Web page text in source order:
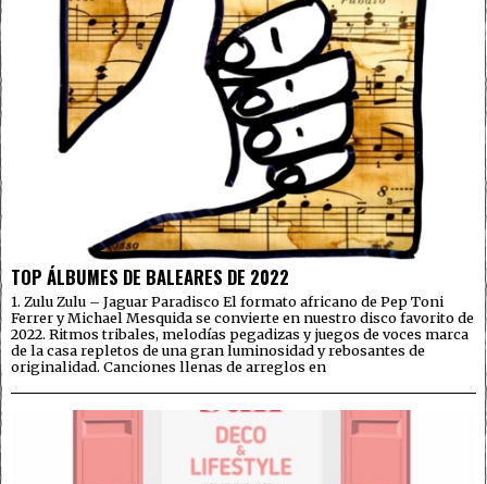
TOP ÁLBUMES DE BALEARES DE 2022
1. Zulu Zulu – Jaguar Paradisco El formato africano de Pep Toni
Ferrer y Michael Mesquida se convierte en nuestro disco favorito de
2022. Ritmos tribales, melodías pegadizas y juegos de voces marca
de la casa repletos de una gran luminosidad y rebosantes de
originalidad. Canciones llenas de arreglos en